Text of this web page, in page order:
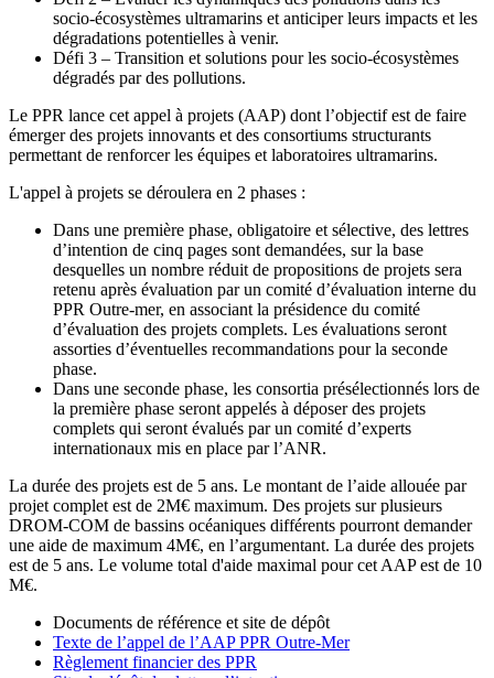
socio-écosystèmes ultramarins et anticiper leurs impacts et les
dégradations potentielles à venir.
Défi 3 – Transition et solutions pour les socio-écosystèmes
dégradés par des pollutions.
Le PPR lance cet appel à projets (AAP) dont l’objectif est de faire
émerger des projets innovants et des consortiums structurants
permettant de renforcer les équipes et laboratoires ultramarins.
L'appel à projets se déroulera en 2 phases :
Dans une première phase, obligatoire et sélective, des lettres
d’intention de cinq pages sont demandées, sur la base
desquelles un nombre réduit de propositions de projets sera
retenu après évaluation par un comité d’évaluation interne du
PPR Outre-mer, en associant la présidence du comité
d’évaluation des projets complets. Les évaluations seront
assorties d’éventuelles recommandations pour la seconde
phase.
Dans une seconde phase, les consortia présélectionnés lors de
la première phase seront appelés à déposer des projets
complets qui seront évalués par un comité d’experts
internationaux mis en place par l’ANR.
La durée des projets est de 5 ans. Le montant de l’aide allouée par
projet complet est de 2M€ maximum. Des projets sur plusieurs
DROM-COM de bassins océaniques différents pourront demander
une aide de maximum 4M€, en l’argumentant. La durée des projets
est de 5 ans. Le volume total d'aide maximal pour cet AAP est de 10
M€.
Documents de référence et site de dépôt
Texte de l’appel de l’AAP PPR Outre-Mer
Règlement financier des PPR